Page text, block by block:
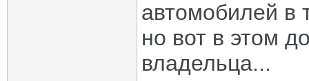
автомобилей в
но вот в этом
владельца...